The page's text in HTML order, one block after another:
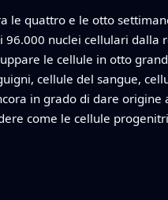
le quattro e le otto
nuclei cellulari dalla
le cellule in otto
cellule del sangue,
in grado di dare origine
come le cellule